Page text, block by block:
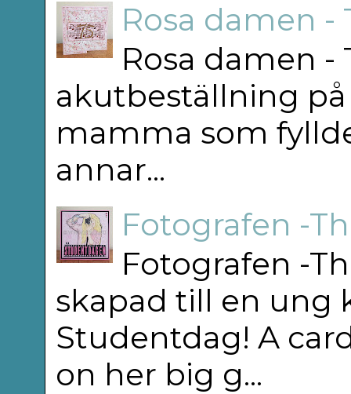
Rosa damen -
Rosa damen -
akutbeställning
mamma som
annar...
Fotografen -
Fotografen -
skapad till en ung
Studentdag! A
on her big g...